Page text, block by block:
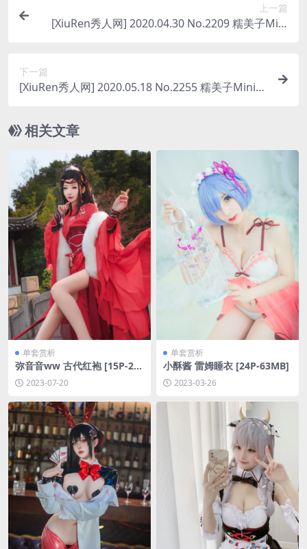
上一篇
[XiuRen秀人网] 2020.04.30 No.2209 糯美子Mini
下一篇
[XiuRen秀人网] 2020.05.18 No.2255 糯美子Mini
相关文章
单套赏析
弥音音ww 古代红袍 [15P-29
MB]2023-07-20
单套赏析
小酥酱 雷姆睡衣 [24P-63MB]
2023-03-26